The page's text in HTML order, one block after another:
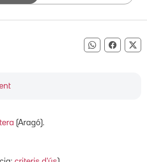
Compartir
(Aragó).